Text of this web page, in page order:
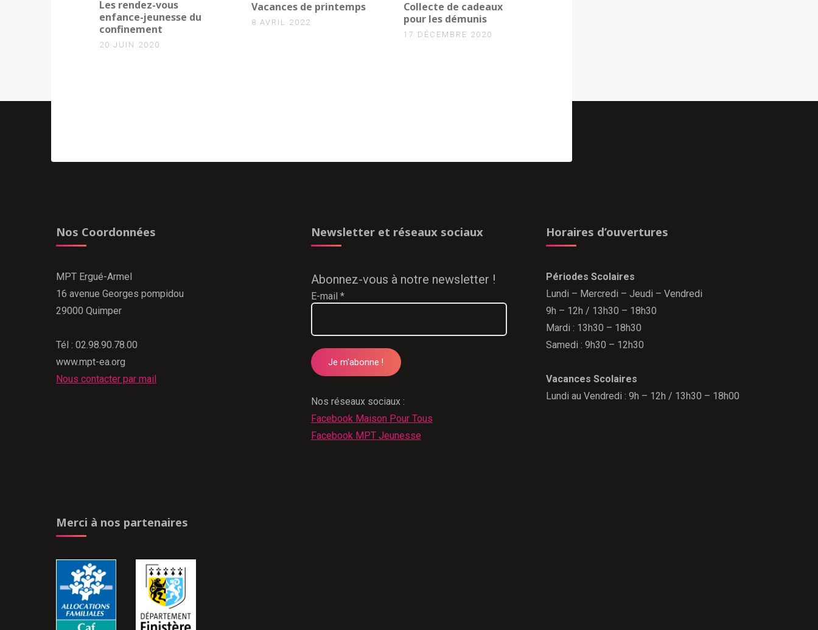
Les rendez-vous
enfance-jeunesse du
confinement
20 JUIN 2020
Vacances de printemps
8 AVRIL 2022
Collecte de cadeaux
pour les démunis
17 DÉCEMBRE 2020
Nos Coordonnées
MPT Ergué-Armel
16 avenue Georges pompidou
29000 Quimper
Tél : 02.98.90.78.00
www.mpt-ea.org
Nous contacter par mail
Newsletter et réseaux sociaux
Abonnez-vous à notre newsletter !
E-mail *
Nos réseaux sociaux :
Facebook Maison Pour Tous
Facebook MPT Jeunesse
Horaires d’ouvertures
Périodes Scolaires
Lundi – Mercredi – Jeudi – Vendredi
9h – 12h / 13h30 – 18h30
Mardi : 13h30 – 18h30
Samedi : 9h30 – 12h30
Vacances Scolaires
Lundi au Vendredi : 9h – 12h / 13h30 – 18h00
Merci à nos partenaires